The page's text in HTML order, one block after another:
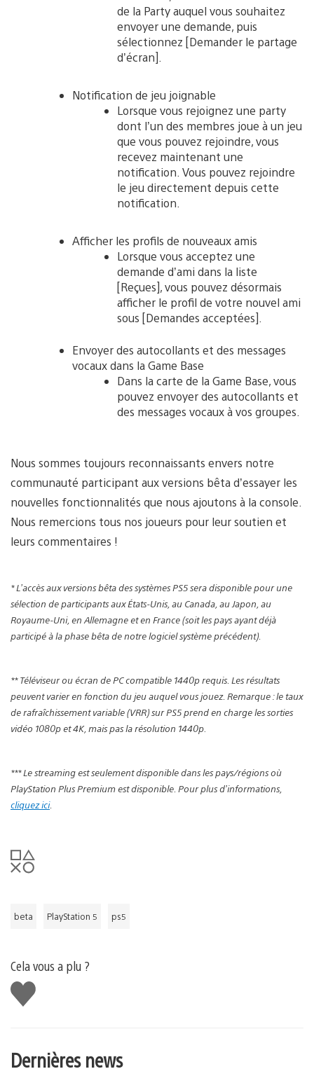
de la Party auquel vous souhaitez
envoyer une demande, puis
sélectionnez [Demander le partage
d’écran].
Notification de jeu joignable
Lorsque vous rejoignez une party
dont l’un des membres joue à un jeu
que vous pouvez rejoindre, vous
recevez maintenant une
notification. Vous pouvez rejoindre
le jeu directement depuis cette
notification.
Afficher les profils de nouveaux amis
Lorsque vous acceptez une
demande d’ami dans la liste
[Reçues], vous pouvez désormais
afficher le profil de votre nouvel ami
sous [Demandes acceptées].
Envoyer des autocollants et des messages
vocaux dans la Game Base
Dans la carte de la Game Base, vous
pouvez envoyer des autocollants et
des messages vocaux à vos groupes.
Nous sommes toujours reconnaissants envers notre
communauté participant aux versions bêta d’essayer les
nouvelles fonctionnalités que nous ajoutons à la console.
Nous remercions tous nos joueurs pour leur soutien et
leurs commentaires !
* L’accès aux versions bêta des systèmes PS5 sera disponible pour une
sélection de participants aux États-Unis, au Canada, au Japon, au
Royaume-Uni, en Allemagne et en France (soit les pays ayant déjà
participé à la phase bêta de notre logiciel système précédent).
** Téléviseur ou écran de PC compatible 1440p requis. Les résultats
peuvent varier en fonction du jeu auquel vous jouez. Remarque : le taux
de rafraîchissement variable (VRR) sur PS5 prend en charge les sorties
vidéo 1080p et 4K, mais pas la résolution 1440p
*** Le streaming est seulement disponible dans les pays/régions où
PlayStation Plus Premium est disponible. Pour plus d’informations,
cliquez ici.
beta PlayStation 5 ps5
Cela vous a plu ?
J'aime
Dernières news